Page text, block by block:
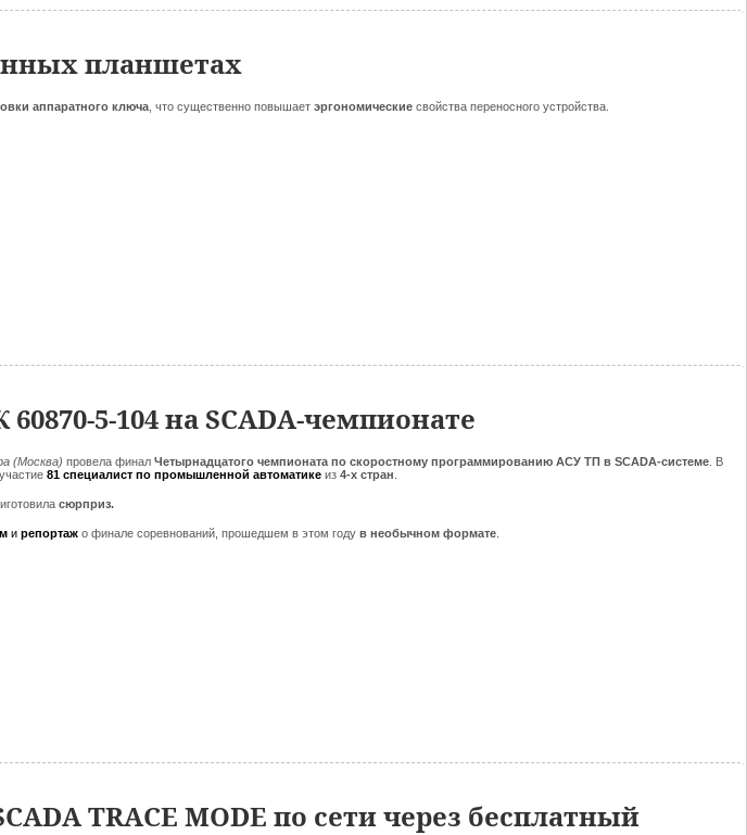
планшетах
аппаратного ключа , что существенно повышает эргономические свойства переносного устройства.
5-104 на SCADA-чемпионате
(Москва) провела финал Четырнадцатого чемпионата по скоростному программированию АСУ ТП в SCADA-системе . В
81 специалист по промышленной автоматике из 4-х стран
сюрприз.
и репортаж о финале соревнований, прошедшем в этом году в необычном формате
TRACE MODE по сети через бесплатный